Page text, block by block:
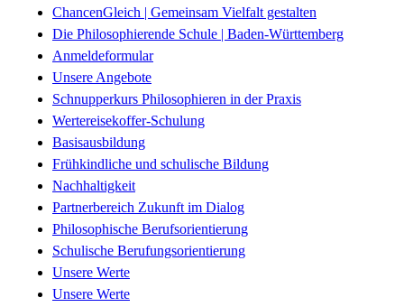
ChancenGleich | Gemeinsam Vielfalt gestalten
Die Philosophierende Schule | Baden-Württemberg
Anmeldeformular
Unsere Angebote
Schnupperkurs Philosophieren in der Praxis
Wertereisekoffer-Schulung
Basisausbildung
Frühkindliche und schulische Bildung
Nachhaltigkeit
Partnerbereich Zukunft im Dialog
Philosophische Berufsorientierung
Schulische Berufungsorientierung
Unsere Werte
Unsere Werte